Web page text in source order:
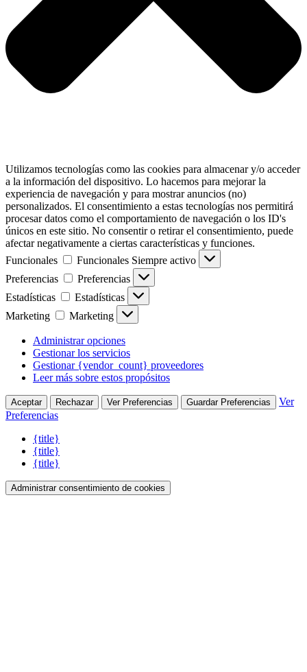
Utilizamos tecnologías como las cookies para almacenar y/o acceder
a la información del dispositivo. Lo hacemos para mejorar la
experiencia de navegación y para mostrar anuncios (no)
personalizados. El consentimiento a estas tecnologías nos permitirá
procesar datos como el comportamiento de navegación o los ID's
únicos en este sitio. No consentir o retirar el consentimiento, puede
afectar negativamente a ciertas características y funciones.
Funcionales
Funcionales Siempre activo
Preferencias
Preferencias
Estadísticas
Estadísticas
Marketing
Marketing
Administrar opciones
Gestionar los servicios
Gestionar {vendor_count} proveedores
Leer más sobre estos propósitos
Aceptar Rechazar Ver Preferencias Guardar Preferencias
Ver
Preferencias
{title}
{title}
{title}
Administrar consentimiento de cookies